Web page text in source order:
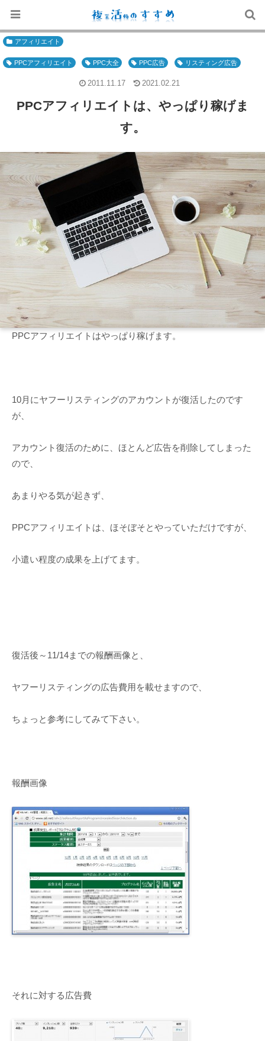
アフィリエイト
PPCアフィリエイト PPC大全 PPC広告 リスティング広告
PPCアフィリエイトは、やっぱり稼げま
す。
2011.11.17 2021.02.21
PPCアフィリエイトはやっぱり稼げます。
10月にヤフーリスティングのアカウントが復活したのです
が、
アカウント復活のために、ほとんど広告を削除してしまった
ので、
あまりやる気が起きず、
PPCアフィリエイトは、ほそぼそとやっていただけですが、
小遣い程度の成果を上げてます。
復活後～11/14までの報酬画像と、
ヤフーリスティングの広告費用を載せますので、
ちょっと参考にしてみて下さい。
報酬画像
それに対する広告費